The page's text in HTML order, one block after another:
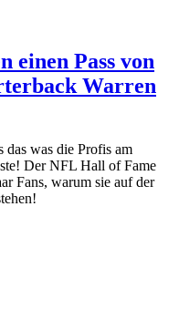
einen Pass von
Warren
das was die Profis am
Der NFL Hall of Fame
Fans, warum sie auf der